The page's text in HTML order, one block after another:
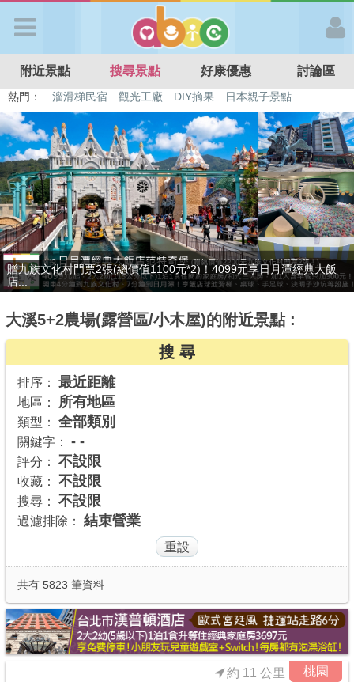
APP登入
首 頁
搜尋景點
好康優惠
最新消息
最新留言
商家合作
推薦景點
討論區
APP下載
附近景點 搜尋景點 好康優惠 討論區
熱門：
最後2天，要訂要快！捷絲旅-宜蘭礁溪館3099元起享2大1幼1泊1食住
雙人...
大溪5+2農場(露營區/小木屋)的附近景點 :
搜 尋
排序： 最近距離
地區： 所有地區
類型： 全部類別
關鍵字： - -
評分： 不設限
收藏： 不設限
搜尋： 不設限
過濾排除： 結束營業
共有 5823 筆資料
桃園
約 11 公里